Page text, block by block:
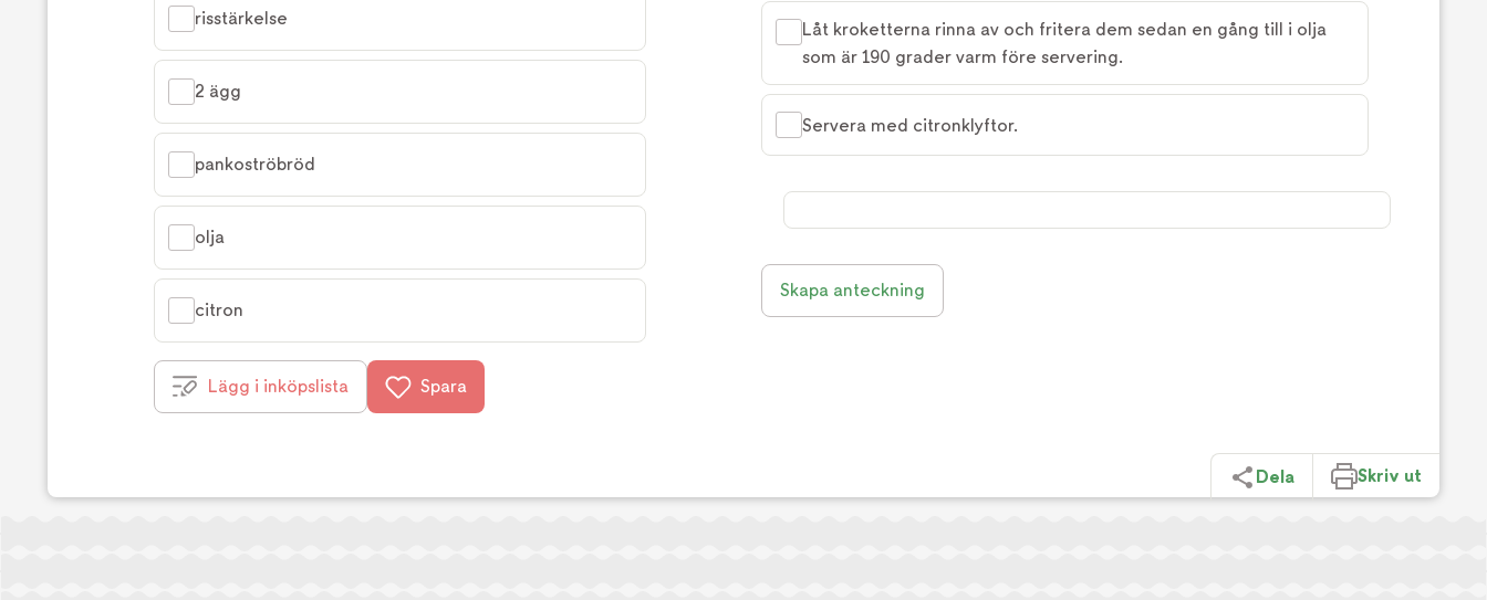
risstärkelse
2 ägg
pankoströbröd
olja
citron
Lägg i inköpslista Spara
Låt kroketterna rinna av och fritera dem sedan en gång till i olja
som är 190 grader varm före servering.
Servera med citronklyftor.
Skapa anteckning
Dela Skriv ut